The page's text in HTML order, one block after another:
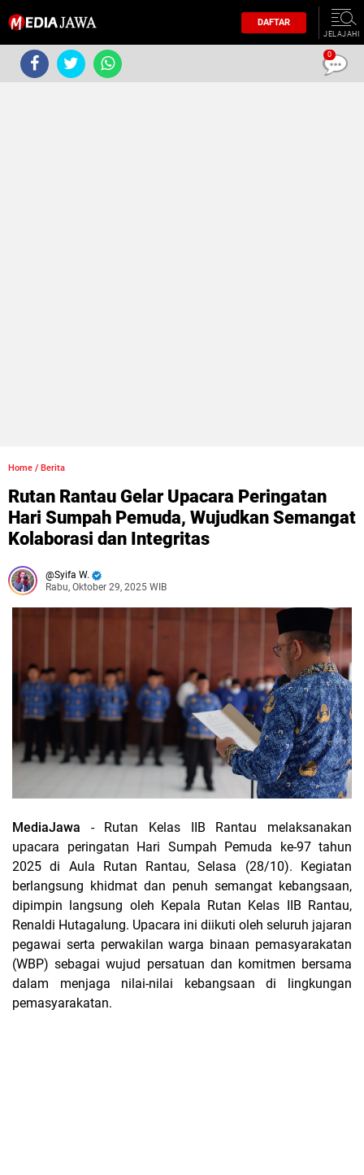
DAFTAR
JELAJAHI
Home / Berita
Rutan Rantau Gelar Upacara Peringatan
Hari Sumpah Pemuda, Wujudkan Semangat
Kolaborasi dan Integritas
Syifa W.
Rabu, Oktober 29, 2025 WIB
MediaJawa - Rutan Kelas IIB Rantau melaksanakan
upacara peringatan Hari Sumpah Pemuda ke-97 tahun
2025 di Aula Rutan Rantau, Selasa (28/10). Kegiatan
berlangsung khidmat dan penuh semangat kebangsaan,
dipimpin langsung oleh Kepala Rutan Kelas IIB Rantau,
Renaldi Hutagalung. Upacara ini diikuti oleh seluruh jajaran
pegawai serta perwakilan warga binaan pemasyarakatan
(WBP) sebagai wujud persatuan dan komitmen bersama
dalam menjaga nilai-nilai kebangsaan di lingkungan
pemasyarakatan.
0